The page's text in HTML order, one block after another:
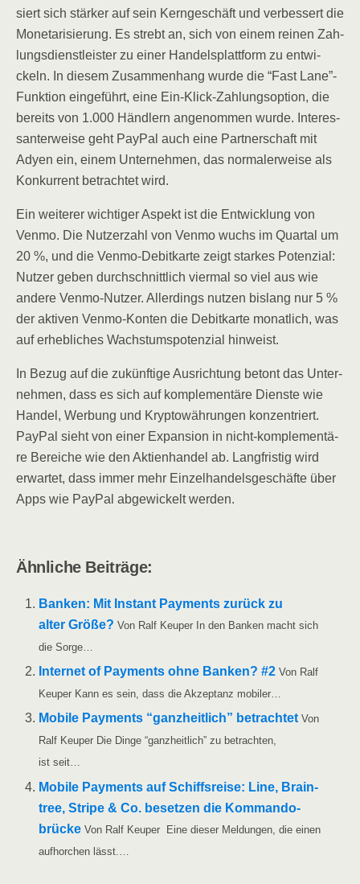
siert sich stär­ker auf sein Kern­ge­schäft und ver­bes­sert die
Mone­ta­ri­sie­rung. Es strebt an, sich von einem rei­nen Zah­
lungs­dienst­leis­ter zu einer Han­dels­platt­form zu ent­wi­
ckeln. In die­sem Zusam­men­hang wur­de die “Fast Lane”-
Funktion ein­ge­führt, eine Ein-Klick-Zah­lungs­op­ti­on, die
bereits von 1.000 Händ­lern ange­nom­men wur­de. Inter­es­
san­ter­wei­se geht Pay­Pal auch eine Part­ner­schaft mit
Ady­en ein, einem Unter­neh­men, das nor­ma­ler­wei­se als
Kon­kur­rent betrach­tet wird.
Ein wei­te­rer wich­ti­ger Aspekt ist die Ent­wick­lung von
Ven­mo. Die Nut­zer­zahl von Ven­mo wuchs im Quar­tal um
20 %, und die Ven­mo-Debit­kar­te zeigt star­kes Poten­zi­al:
Nut­zer geben durch­schnitt­lich vier­mal so viel aus wie
ande­re Ven­mo-Nut­zer. Aller­dings nut­zen bis­lang nur 5 %
der akti­ven Ven­mo-Kon­ten die Debit­kar­te monat­lich, was
auf erheb­li­ches Wachs­tums­po­ten­zi­al hinweist.
In Bezug auf die zukünf­ti­ge Aus­rich­tung betont das Unter­
neh­men, dass es sich auf kom­ple­men­tä­re Diens­te wie
Han­del, Wer­bung und Kryp­to­wäh­run­gen kon­zen­triert.
Pay­Pal sieht von einer Expan­si­on in nicht-kom­ple­men­tä­
re Berei­che wie den Akti­en­han­del ab. Lang­fris­tig wird
erwar­tet, dass immer mehr Ein­zel­han­dels­ge­schäf­te über
Apps wie Pay­Pal abge­wi­ckelt werden.
Ähn­li­che Beiträge:
Ban­ken: Mit Instant Pay­ments zurück zu
alter Grö­ße? Von Ralf Keu­per In den Ban­ken macht sich
die Sorge…
Inter­net of Pay­ments ohne Ban­ken? #2 Von Ralf
Keu­per Kann es sein, dass die Akzep­tanz mobiler…
Mobi­le Pay­ments “ganz­heit­lich” betrach­tet Von
Ralf Keu­per Die Din­ge “ganz­heit­lich” zu betrach­ten,
ist seit…
Mobi­le Pay­ments auf Schiffs­rei­se: Line, Brain­
tree, Stri­pe & Co. beset­zen die Kom­man­do­
brü­cke Von Ralf Keu­per Eine die­ser Mel­dun­gen, die einen
auf­hor­chen lässt.…